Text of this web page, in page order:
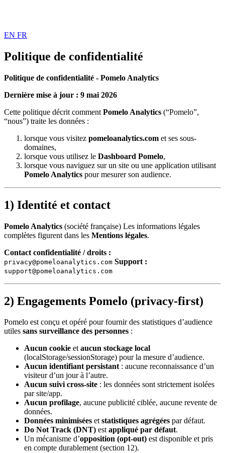
EN FR
Politique de confidentialité
Politique de confidentialité - Pomelo Analytics
Dernière mise à jour : 9 mai 2026
Cette politique décrit comment Pomelo Analytics (“Pomelo”,
“nous”) traite les données :
lorsque vous visitez pomeloanalytics.com et ses sous-
domaines,
lorsque vous utilisez le Dashboard Pomelo,
lorsque vous naviguez sur un site ou une application utilisant
Pomelo Analytics pour mesurer son audience.
1) Identité et contact
Pomelo Analytics (société française) Les informations légales
complètes figurent dans les Mentions légales.
Contact confidentialité / droits :
privacy@pomeloanalytics.com Support :
support@pomeloanalytics.com
2) Engagements Pomelo (privacy-first)
Pomelo est conçu et opéré pour fournir des statistiques d’audience
utiles sans surveillance des personnes :
Aucun cookie etaucun stockage local
(localStorage/sessionStorage) pour la mesure d’audience.
Aucun identifiant persistant: aucune reconnaissance d’un
visiteur d’un jour à l’autre.
Aucun suivi cross-site : les données sont strictement isolées
par site/app.
Aucun profilage, aucune publicité ciblée, aucune revente de
données.
Données minimisées etstatistiques agrégées par défaut.
Do Not Track (DNT) estappliqué par défaut.
Un mécanisme d’opposition (opt-out) est disponible et pris
en compte durablement (section 12).